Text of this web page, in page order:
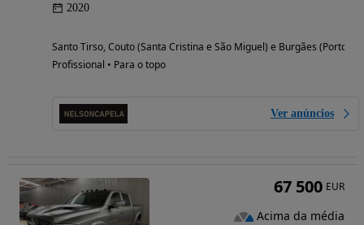
2020
Santo Tirso, Couto (Santa Cristina e São Miguel) e Burgães (Porto)
Profissional • Para o topo
Ver anúncios
67 500 EUR
Acima da média